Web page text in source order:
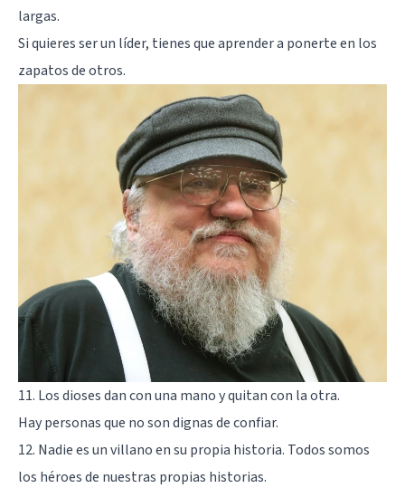
largas.
Si quieres ser un líder, tienes que aprender a ponerte en los
zapatos de otros.
11. Los dioses dan con una mano y quitan con la otra.
Hay personas que no son dignas de confiar.
12. Nadie es un villano en su propia historia. Todos somos
los héroes de nuestras propias historias.